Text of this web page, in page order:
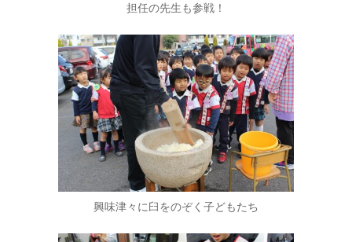
担任の先生も参戦！
興味津々に臼をのぞく子どもたち